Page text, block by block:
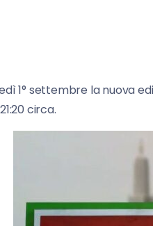
1° settembre la nuova
circa.